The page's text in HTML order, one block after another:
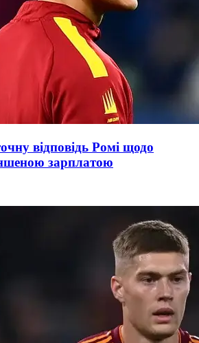
відповідь Ромі щодо
зарплатою